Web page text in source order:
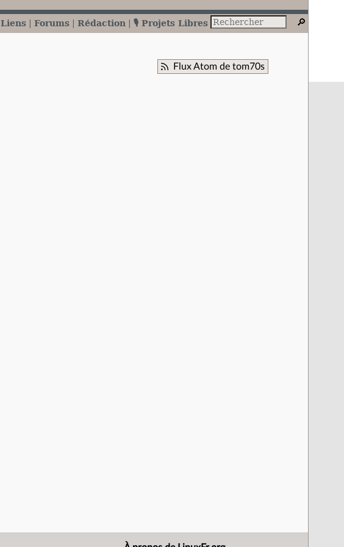
Liens Forums Rédaction 🎙️ Projets Libres
Flux Atom de tom70s